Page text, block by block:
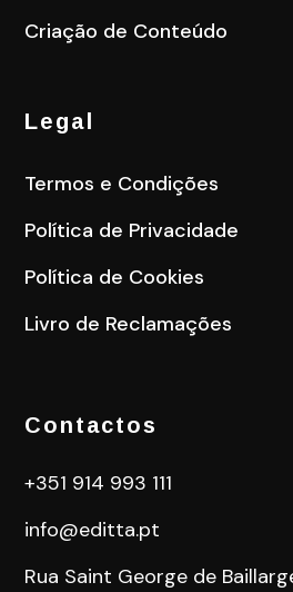
Criação de Conteúdo
Legal
Termos e Condições
Política de Privacidade
Política de Cookies
Livro de Reclamações
Contactos
+351 914 993 111
info@editta.pt
Rua Saint George de